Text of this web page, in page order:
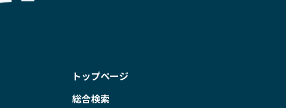
トップページ
総合検索